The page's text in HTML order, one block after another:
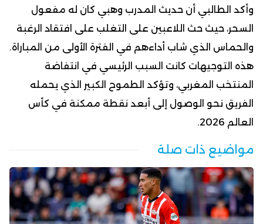
وأكد الطالبي أن حديث المدرب وهبي كان له مفعول
السحر، حيث حث اللاعبين على التغلب على افتقاد الرغبة
والحماس الذي شاب أداءهم في الفترة الأولى من المباراة.
هذه التوجيهات كانت السبب الرئيسي في انتفاضة
المنتخب المغربي، وتؤكد الطموح الكبير الذي يحمله
الفريق نحو الوصول إلى أبعد نقطة ممكنة في كأس
العالم 2026.
مواضيع ذات صلة